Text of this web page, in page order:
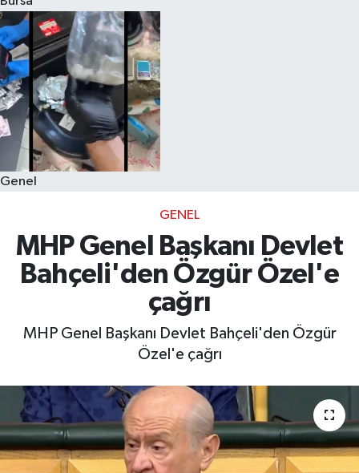
Genel
GENEL
MHP Genel Başkanı Devlet
Bahçeli'den Özgür Özel'e
çağrı
MHP Genel Başkanı Devlet Bahçeli'den Özgür
Özel'e çağrı
Eğitim
Sağlık
Dünya
Magazin
Kültür & Sanat
Teknoloji
Bilim, Teknoloji